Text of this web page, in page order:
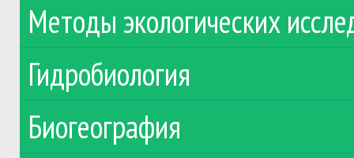
Методы экологических
Гидробиология
Биогеография